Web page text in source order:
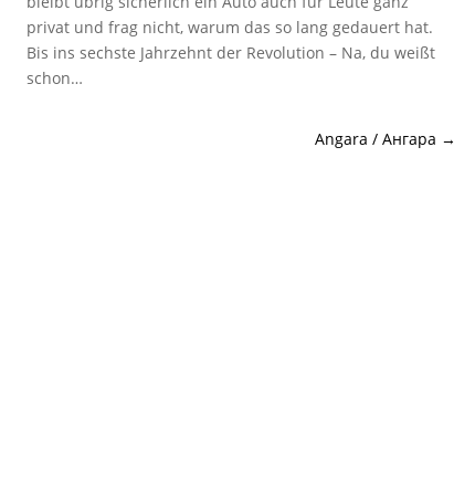
privat und frag nicht, warum das so lang gedauert hat.
Bis ins sechste Jahrzehnt der Revolution – Na, du weißt
schon…
Angara / Ангара →